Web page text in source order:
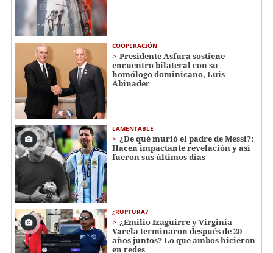
COOPERACIÓN
Presidente Asfura sostiene
encuentro bilateral con su
homólogo dominicano, Luis
Abinader
LAMENTABLE
¿De qué murió el padre de Messi?:
Hacen impactante revelación y así
fueron sus últimos días
¿RUPTURA?
¿Emilio Izaguirre y Virginia
Varela terminaron después de 20
años juntos? Lo que ambos hicieron
en redes